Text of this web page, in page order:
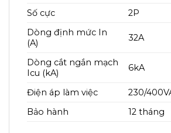
Số cực
2P
Dòng định mức In
(A)
32A
Dòng cắt ngắn mạch
Icu (kA)
6kA
Điện áp làm việc
230/
Bảo hành
12 tháng